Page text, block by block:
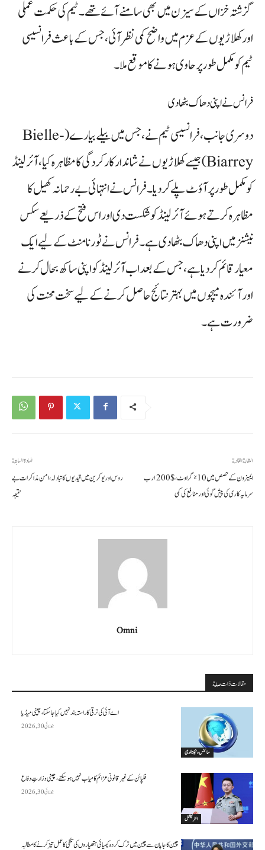
گزشتہ خزاں کے سیزن میں بھی سامنے آئے تھے۔ ٹیم کی حکمت عملی
اور کھلاڑیوں کے عزم میں واضح کمی نظر آئی، جس کے باعث فرانسیسی
ٹیم کو مکمل طور پر حاوی ہونے کا موقع ملا۔
فرانس نے اپنی دھاک بٹھا دی
دوسری جانب، فرانسیسی ٹیم نے، جس میں بیلے بیارے (Bielle-
Biarrey) جیسے کھلاڑیوں نے شاندار کارکردگی کا مظاہرہ کیا، آئرلینڈ
کو مکمل طور پر آؤٹ پلے کر دیا۔ فرانس نے انتہائی بے رحمانہ کھیل کا
مظاہرہ کرتے ہوئے آئرلینڈ کو شکست دی اور اس فتح کے ذریعے سکس
نیشنز میں اپنی دھاک بٹھا دی ہے۔ فرانس نے ٹورنامنٹ کے لیے ایک
معیار قائم کر دیا ہے، جس کے بعد اب آئرلینڈ کو اپنی ساکھ بحال کرنے
اور آئندہ میچوں میں بہتر نتائج حاصل کرنے کے لیے سخت محنت کی
ضرورت ہے۔
المادة السابقة
روس اور یوکرین میں قیدیوں کا تبادلہ، امن مذاکرات بے
نتیجہ
المقالة القادمة
ایمیزون کے حصص میں 10٪ گراوٹ، $200 ارب
سرمایہ کاری کی پیش گوئی اور منافع کی کمی
Omni
مقالات ذات صلة
سائنس وٹیکنالوجی
اے آئی کی ترقی کا راستہ بند نہیں کیا جا سکتا، چینی میڈیا
جولائی 30, 2026
انٹرنیشنل
فلپائن کے غیر قانونی عزائم کامیاب نہیں ہو سکتے ، چینی وزارتِ دفاع
جولائی 30, 2026
چین کا جاپان سے چین میں ترک کردہ کیمیائی ہتھیاروں کی تلفی کا عمل تیز کرنے کا مطالبہ